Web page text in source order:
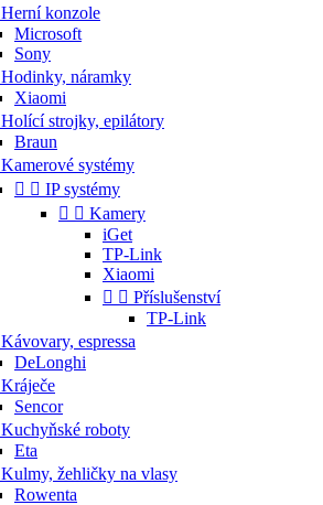
Herní konzole
Microsoft
Sony
Hodinky, náramky
Xiaomi
Holící strojky, epilátory
Braun
Kamerové systémy
  IP systémy
  Kamery
iGet
TP-Link
Xiaomi
  Příslušenství
TP-Link
Kávovary, espressa
DeLonghi
Kráječe
Sencor
Kuchyňské roboty
Eta
Kulmy, žehličky na vlasy
Rowenta